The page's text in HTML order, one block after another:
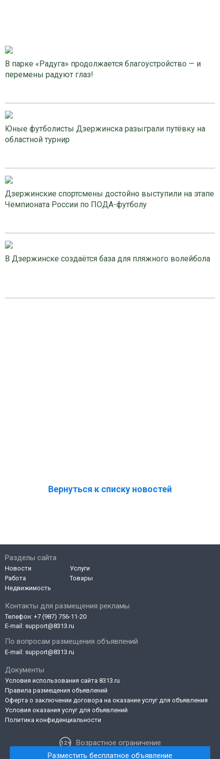
В парке «Радуга» продолжается благоустройство — и
перемены радуют глаз!
Юные футболисты Дзержинска разыграли путёвку на
областной турнир
Дзержинские спортсмены достойно выступили на этапе
Чемпионата России по ПОДА-футболу
В Дзержинске создаётся база для пляжного волейбола
Вернуться к списку новостей
Контакты для размещения рекламы
Телефон: +7 (987) 756-11-20
E-mail: support@8313.ru
По вопросам размещения объявлений
E-mail: support@8313.ru
Документы
Условия использования сайта 8313.ru
Правила размещения объявлений
Оферта о заключении договора на оказание услуг для объявления
Условия оказания услуг для объявлений
Политика конфиденциальности
Возрастное ограничение
Разделы сайта
Новости
Работа
Недвижимость
Услуги
Товары
Разместить бесплатное объявление